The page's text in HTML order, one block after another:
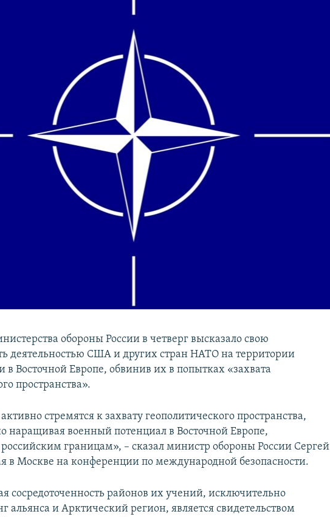
обороны России в четверг высказало свою
деятельностью США и других стран НАТО на территории
Восточной Европе, обвинив их в попытках «захвата
пространства».
стремятся к захвату геополитического пространства,
наращивая военный потенциал в Восточной Европе,
границам», – сказал министр обороны России Сергей
в Москве на конференции по международной безопасности.
сосредоточенность районов их учений, исключительно
альянса и Арктический регион, является свидетельством